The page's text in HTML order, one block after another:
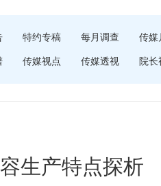
特约专稿 每月调查 传媒
传媒视点 传媒透视 院长
生产特点探析